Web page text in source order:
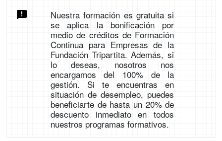
Nuestra formación es gratuita si
se aplica la bonificación por
medio de créditos de Formación
Continua para Empresas de la
Fundación Tripartita. Además, si
lo deseas, nosotros nos
encargamos del 100% de la
gestión. Si te encuentras en
situación de desempleo, puedes
beneficiarte de hasta un 20% de
descuento inmediato en todos
nuestros programas formativos.